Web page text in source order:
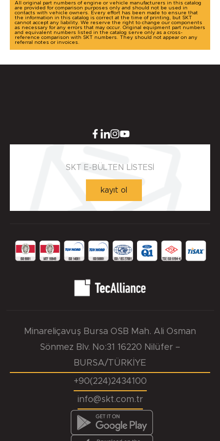
All original part numbers of engine or vehicle manufacturers in this catalog
are provided for comparison purposes only and should not be used in
contacts with vehicle owners. Every effort has been made to ensure that
the information in this catalog is correct at the time of printing, but SKT
cannot accept any liability. We reserve the right to change our components
as necessary for any errors that may occur. Original equipment part numbers
and equivalent numbers listed in the catalog serve only as a cross-
reference comparison with SKT numbers. They should not appear on any
referral notes or invoices.
SKT E-BÜLTEN LİSTESİ
kayıt ol
Minareliçavuş Bursa OSB Mah. Ali Osman
Sönmez Blv. No:31 16220 Nilüfer –
BURSA/TÜRKİYE
+90(224)2434100
info@skt.com.tr